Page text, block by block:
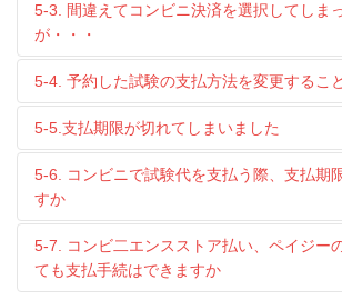
5-3. 間違えてコンビニ決済を選択してしま
が・・・
5-4. 予約した試験の支払方法を変更するこ
5-5.支払期限が切れてしまいました
5-6. コンビニで試験代を支払う際、支払期
すか
5-7. コンビ二エンスストア払い、ペイジー
ても支払手続はできますか